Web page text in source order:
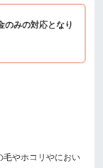
のみの対応となり
毛やホコリやにおい